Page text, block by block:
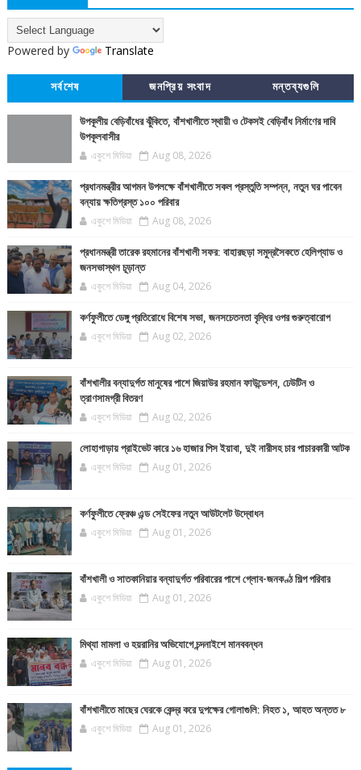
Powered by Translate
সর্বশেষ জনপ্রিয় সংবাদ মন্তব্যগুলি
উপকূলীয় বেড়িবাঁধের ঝুঁকিতে, বাঁশখালীতে স্থায়ী ও টেকসই বেড়িবাঁধ নির্মাণের দাবি
উপকূলবাসীর
একুশে মিডিয়া Aug 08, 2026
প্রধানমন্ত্রীর আগমন উপলক্ষে বাঁশখালীতে সকল প্রস্তুতি সম্পন্ন, নতুন ঘর পাবেন
বন্যায় ক্ষতিগ্রস্ত ১০০ পরিবার
একুশে মিডিয়া Aug 08, 2026
প্রধানমন্ত্রী তারেক রহমানের বাঁশখালী সফর: বাহারছড়া সমুদ্রসৈকতে হেলিপ্যাড ও
জনসভাস্থল চূড়ান্ত
একুশে মিডিয়া Aug 04, 2026
কর্ণফুলীতে ডেঙ্গু প্রতিরোধে বিশেষ সভা, জনসচেতনতা বৃদ্ধির ওপর গুরুত্বারোপ
একুশে মিডিয়া Aug 02, 2026
বাঁশখালীর বন্যাদুর্গত মানুষের পাশে জিয়াউর রহমান ফাউন্ডেশন, ঢেউটিন ও
ত্রাণসামগ্রী বিতরণ
একুশে মিডিয়া Aug 02, 2026
লোহাগাড়ায় প্রাইভেট কারে ১৬ হাজার পিস ইয়াবা, দুই নারীসহ চার পাচারকারী আটক
একুশে মিডিয়া Aug 01, 2026
কর্ণফুলীতে ফ্রেঞ্চ এন্ড সেইফের নতুন আউটলেট উদ্বোধন
একুশে মিডিয়া Aug 01, 2026
বাঁশখালী ও সাতকানিয়ার বন্যাদুর্গত পরিবারের পাশে গ্লোব-জনকণ্ঠ শিল্প পরিবার
একুশে মিডিয়া Aug 01, 2026
মিথ্যা মামলা ও হয়রানির অভিযোগে চন্দনাইশে মানববন্ধন
একুশে মিডিয়া Aug 01, 2026
বাঁশখালীতে মাছের ঘেরকে কেন্দ্র করে দুপক্ষের গোলাগুলি: নিহত ১, আহত অন্তত ৮
একুশে মিডিয়া Aug 01, 2026